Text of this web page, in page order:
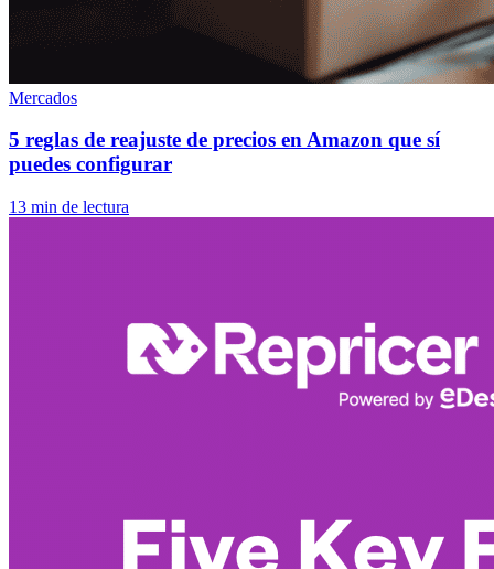
Mercados
5 reglas de reajuste de precios en Amazon que sí
puedes configurar
13 min de lectura